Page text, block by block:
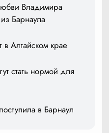
Владимира
Барнаула
в Алтайском крае
стать нормой для
в Барнаул